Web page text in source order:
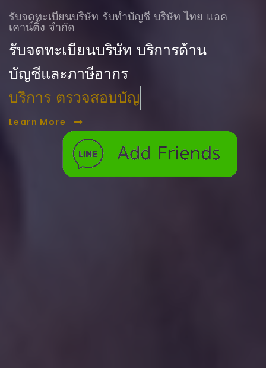
รับจดทะเบียนบริษัท รับทําบัญชี บริษัท ไทย แอค
เคาน์ติ้ง จำกัด
รับจดทะเบียนบริษัท บริการด้าน
บัญชีและภาษีอากร
บริการ ตรวจสอบบัญชี
Learn More